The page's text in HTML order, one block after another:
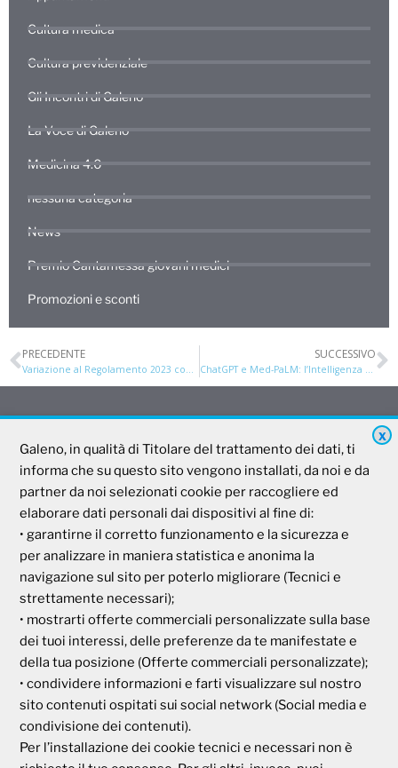
Cultura medica
Cultura previdenziale
Gli Incontri di Galeno
La Voce di Galeno
Medicina 4.0
nessuna categoria
News
Premio Cantamessa giovani medici
Promozioni e sconti
PRECEDENTE
Variazione al Regolamento 2023 con effetto 2024
SUCCESSIVO
ChatGPT e Med-PaLM: l’Intelligenza Artificiale Generativa per la Medicina
Galeno
Società Mutua Cooperativa
Via Parigi, 11
00185 Roma
P.I e C.F. 04273791006
Tel. 800 99 93 83
Fax 06 44 24 87 05
e-mail:backoffice@cassagaleno.it
X
Galeno, in qualità di Titolare del trattamento dei dati, ti
informa che su questo sito vengono installati, da noi e da
partner da noi selezionati cookie per raccogliere ed
elaborare dati personali dai dispositivi al fine di:
• garantirne il corretto funzionamento e la sicurezza e
per analizzare in maniera statistica e anonima la
navigazione sul sito per poterlo migliorare (Tecnici e
strettamente necessari);
• mostrarti offerte commerciali personalizzate sulla base
dei tuoi interessi, delle preferenze da te manifestate e
della tua posizione (Offerte commerciali personalizzate);
• condividere informazioni e farti visualizzare sul nostro
sito contenuti ospitati sui social network (Social media e
condivisione dei contenuti).
Per l’installazione dei cookie tecnici e necessari non è